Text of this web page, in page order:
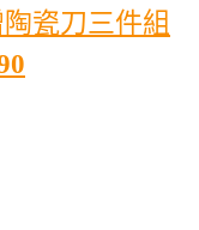
瓷刀三件組